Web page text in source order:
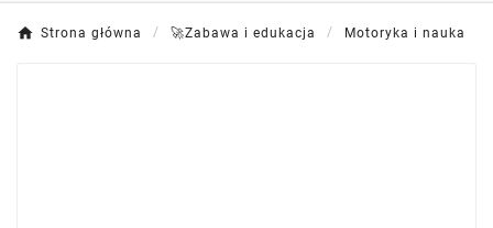
Strona główna 🚀Zabawa i edukacja Motoryka i nauka